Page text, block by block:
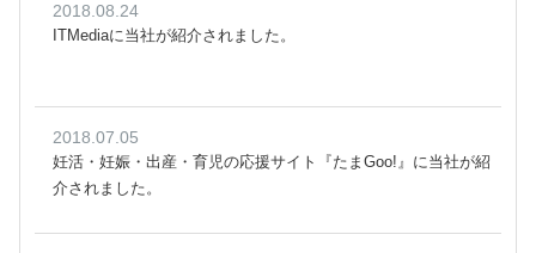
2018.08.24
ITMediaに当社が紹介されました。
2018.07.05
妊活・妊娠・出産・育児の応援サイト『たまGoo!』に当社が紹
介されました。